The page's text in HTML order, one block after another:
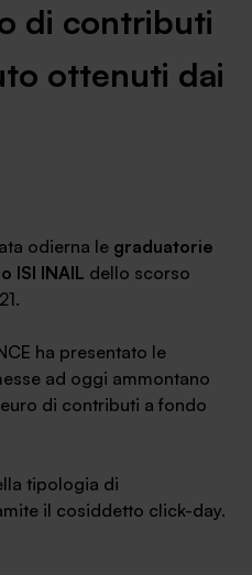
di contributi
ottenuti dai
odierna le graduatorie
ISI INAIL dello scorso
ha presentato le
ad oggi ammontano
euro di contributi a fondo
tipologia di
il cosiddetto click-day.